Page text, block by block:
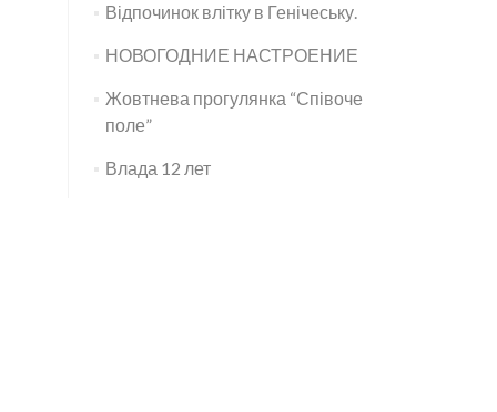
Відпочинок влітку в Генічеську.
НОВОГОДНИЕ НАСТРОЕНИЕ
Жовтнева прогулянка “Співоче
поле”
Влада 12 лет